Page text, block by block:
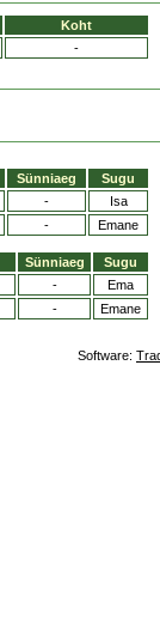
Koht
-
Sünniaeg
Sugu
-
Isa
- Emane
Sünniaeg
Sugu
-
Ema
- Emane
Software: